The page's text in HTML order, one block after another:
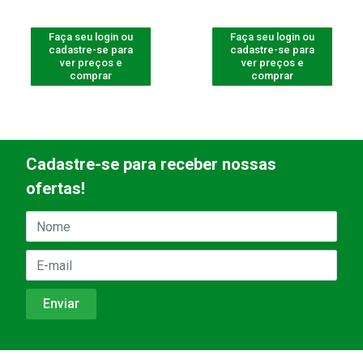
Faça seu login ou
cadastre-se para
ver preços e
comprar
Faça seu login ou
cadastre-se para
ver preços e
comprar
Cadastre-se para receber nossas
ofertas!